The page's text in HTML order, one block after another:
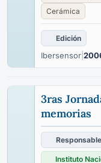
Cerámica
Edición
Ibersensor
3ras
memorias
Instituto